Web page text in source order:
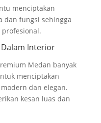
menciptakan
dan fungsi sehingga
Dalam Interior
Medan banyak
menciptakan
dan elegan.
kesan luas dan